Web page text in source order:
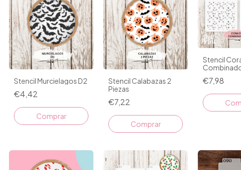
Stencil Murcielagos D2
€4,42
Stencil Calabazas 2
Piezas
€7,22
Stencil
€7,98